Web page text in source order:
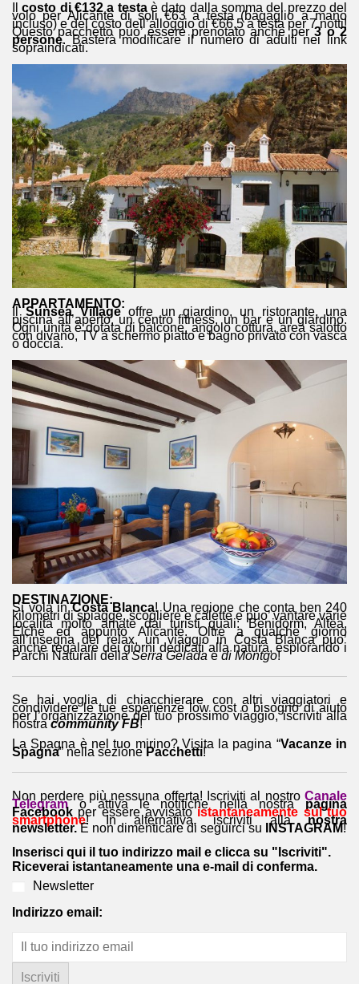
Ilcosto di €132 a testaè dato dalla somma del prezzo del
volo per Alicante di soli €63 a testa (bagaglio a mano
incluso) e del costo dell’alloggio di €66,5 a testa per 7 notti!
Questo pacchetto puo’ essere prenotato anche per3 o2
persone. Basterà modificare il numero di adulti nei link
sopraindicati.
APPARTAMENTO:
Il Sunsea Villageoffre un giardino, un ristorante, una
piscina all’aperto, un centro fitness, un bar e un giardino.
Ogni unità è dotata di balcone, angolo cottura, area salotto
con divano, TV a schermo piatto e bagno privato con vasca
o doccia.
DESTINAZIONE:
Si vola inCosta Blanca! Una regione che conta ben 240
kilometri di spiagge, scogliere e calette e puo’ vantare varie
località molto amate dai turisti quali: Benidorm, Altea,
Elche ed appunto Alicante. Oltre a qualche giorno
all’insegna del relax, un viaggio in Costa Blanca puo’
anche regalare dei giorni dedicati alla natura, esplorando i
Parchi Naturali dellaSerra Geladaedi Montgo!
Se hai voglia di chiacchierare con altri viaggiatori e
condividere le tue esperienze low cost o bisogno di aiuto
per l’organizzazione del tuo prossimo viaggio, iscriviti alla
nostracommunity FB!
La Spagna è nel tuo mirino? Visita la pagina “Vacanze in
Spagna” nella sezionePacchetti!
Non perdere più nessuna offerta! Iscriviti al nostro Canale
Telegramo attiva le notifiche nella nostrapagina
Facebook per essere avvisatoistantaneamente sul tuo
smartphone! In alternativa, iscriviti allanostra
newsletter.E non dimenticare di seguirci su INSTAGRAM!
Inserisci qui il tuo indirizzo mail e clicca su "Iscriviti".
Riceverai istantaneamente una e-mail di conferma.
Newsletter
Indirizzo email: